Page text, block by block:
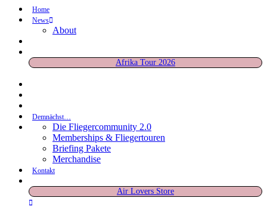
Home
News
About
Afrika Tour 2026
Demnächst…
Die Fliegercommunity 2.0
Memberships & Fliegertouren
Briefing Pakete
Merchandise
Kontakt
Air Lovers Store